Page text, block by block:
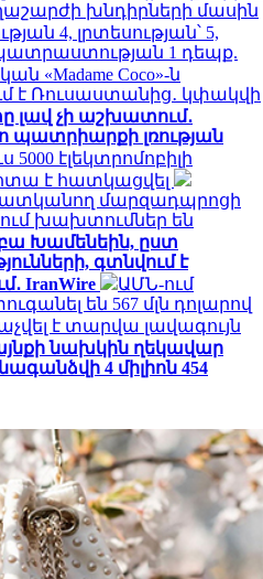
խնդիրների մասին
4, լրտեսության՝ 5,
1 դեպք.
«Madame Coco»-ն
է Ռուսաստանից․ կփակվի
լավ չի աշխատում․
պատրիարքի լռության
էլեկտրոմոբիլի
է հատկացվել
մարզադպրոցի
խախտումներ են
Խամենեին, ըստ
գտնվում է
IranWire
ԱՄՆ-ում
են 567 մլն դոլարով
է տարվա լավագույն
նախկին ղեկավար
4 միլիոն 454